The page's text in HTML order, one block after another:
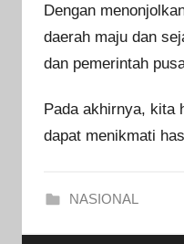
Dengan
daerah maju dan
dan pemerintah
Pada akhirnya, kita
dapat menikmati
NASIONAL